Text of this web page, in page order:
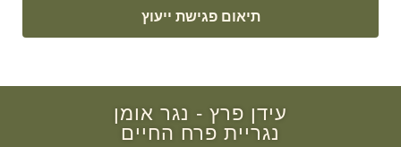
תיאום פגישת ייעוץ
עידן פרץ - נגר אומן
נגריית פרח החיים